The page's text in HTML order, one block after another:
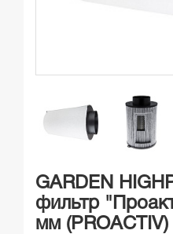
GARDEN
фильтр
мм (PROACTIV)